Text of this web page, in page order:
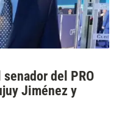
del PRO
Jiménez y